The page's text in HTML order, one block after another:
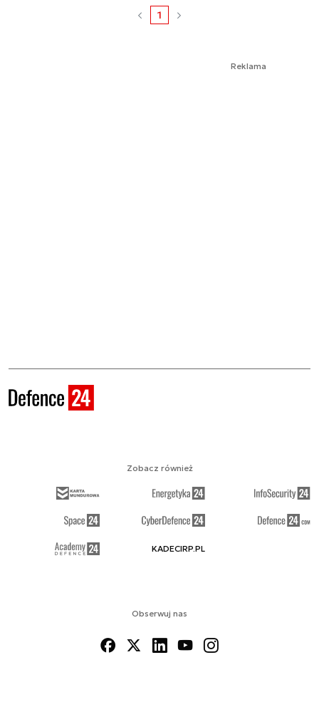
1
Reklama
Obserwuj nas
Zobacz również
KADECIRP.PL